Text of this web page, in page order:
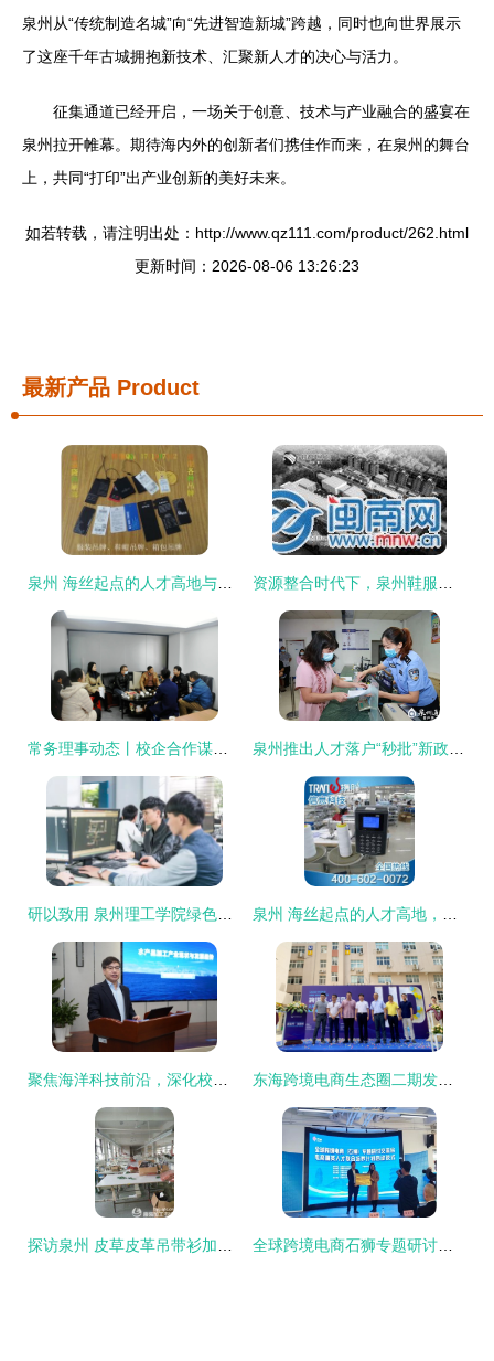
泉州从“传统制造名城”向“先进智造新城”跨越，同时也向世界展示
了这座千年古城拥抱新技术、汇聚新人才的决心与活力。
征集通道已经开启，一场关于创意、技术与产业融合的盛宴在
泉州拉开帷幕。期待海内外的创新者们携佳作而来，在泉州的舞台
上，共同“打印”出产业创新的美好未来。
如若转载，请注明出处：http://www.qz111.com/product/262.html
更新时间：2026-08-06 13:26:23
最新产品 Product